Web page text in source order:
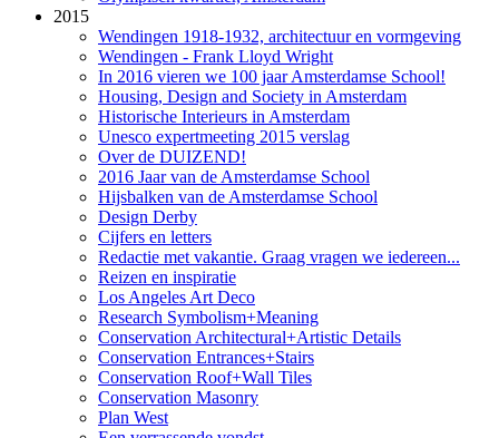
2015
Wendingen 1918-1932, architectuur en vormgeving
Wendingen - Frank Lloyd Wright
In 2016 vieren we 100 jaar Amsterdamse School!
Housing, Design and Society in Amsterdam
Historische Interieurs in Amsterdam
Unesco expertmeeting 2015 verslag
Over de DUIZEND!
2016 Jaar van de Amsterdamse School
Hijsbalken van de Amsterdamse School
Design Derby
Cijfers en letters
Redactie met vakantie. Graag vragen we iedereen...
Reizen en inspiratie
Los Angeles Art Deco
Research Symbolism+Meaning
Conservation Architectural+Artistic Details
Conservation Entrances+Stairs
Conservation Roof+Wall Tiles
Conservation Masonry
Plan West